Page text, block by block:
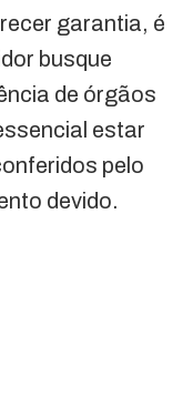
garantia, é
busque
de órgãos
estar
pelo
devido.